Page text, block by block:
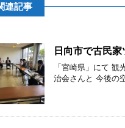
連記事
日向市で古民
「宮崎県」にて
治会さんと 今後の